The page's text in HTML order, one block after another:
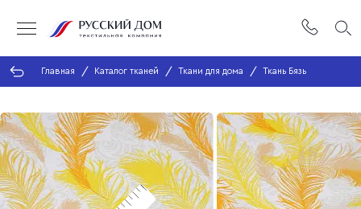
Главная Каталог тканей Ткани для дома Ткань Бязь